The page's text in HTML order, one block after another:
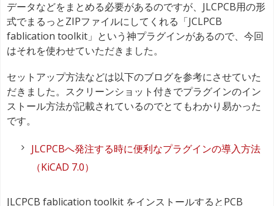
データなどをまとめる必要があるのですが、JLCPCB用の形
式でまるっとZIPファイルにしてくれる「JCLPCB
fablication toolkit」という神プラグインがあるので、今回
はそれを使わせていただきました。
セットアップ方法などは以下のブログを参考にさせていた
だきました。スクリーンショット付きでプラグインのイン
ストール方法が記載されているのでとてもわかり易かった
です。
JLCPCBへ発注する時に便利なプラグインの導入方法
（KiCAD 7.0）
JLCPCB fablication toolkit をインストールするとPCB